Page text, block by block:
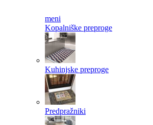
meni
Kopalniške preproge
Kuhinjske preproge
Predpražniki